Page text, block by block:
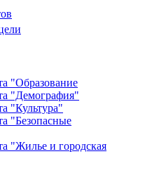
"Образование
"Демография"
"Культура"
"Безопасные
"Жилье и городская